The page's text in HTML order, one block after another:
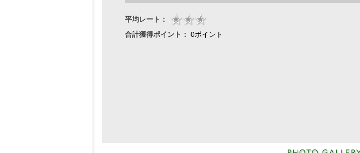
平均レート：
合計獲得ポイント： 0ポイント